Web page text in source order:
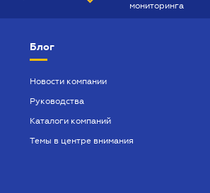
ПРОФ
мониторинга
Блог
Новости компании
Руководства
Каталоги компаний
Темы в центре внимания